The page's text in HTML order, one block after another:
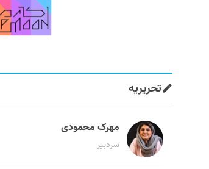
تحریریه
مهرک محمودی
سردبیر